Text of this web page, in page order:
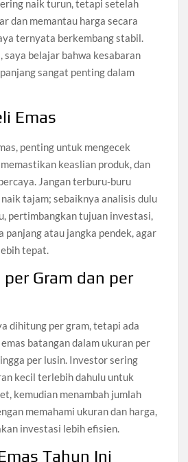
naik turun, tetapi setelah
dan memantau harga secara
ternyata berkembang stabil.
saya belajar bahwa kesabaran
sangat penting dalam
Emas
penting untuk mengecek
keaslian produk, dan
Jangan terburu-buru
tajam; sebaiknya analisis dulu
pertimbangkan tujuan investasi,
panjang atau jangka pendek, agar
tepat.
per Gram dan per
dihitung per gram, tetapi ada
batangan dalam ukuran per
per lusin. Investor sering
kecil terlebih dahulu untuk
kemudian menambah jumlah
memahami ukuran dan harga,
investasi lebih efisien.
Tahun Ini